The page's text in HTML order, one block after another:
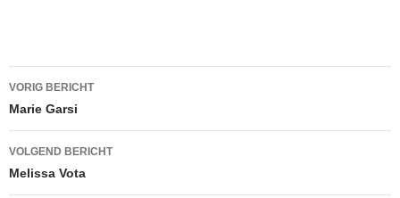
Berichtnavigatie
VORIG BERICHT
Marie Garsi
VOLGEND BERICHT
Melissa Vota